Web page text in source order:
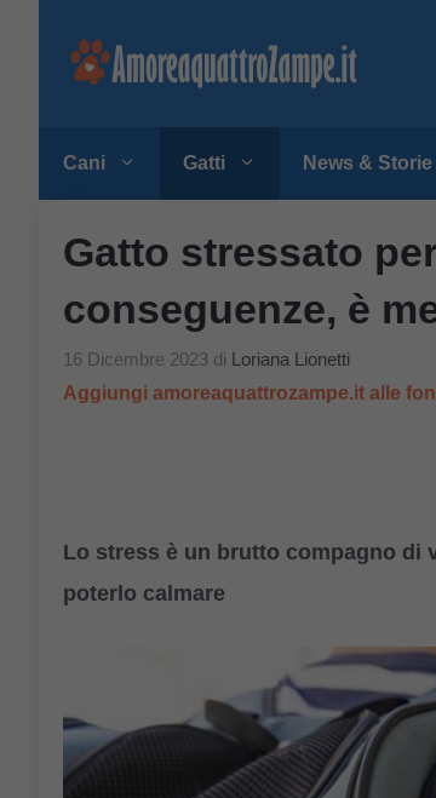
Cani Gatti News & Storie
Gatto stressato
conseguenze, è
16 Dicembre 2023 di Loriana Lionetti
Aggiungi amoreaquattrozampe.it alle
Lo stress è un brutto compagno di
poterlo calmare